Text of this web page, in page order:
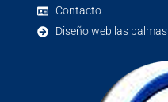
Contacto
Diseño web las palmas